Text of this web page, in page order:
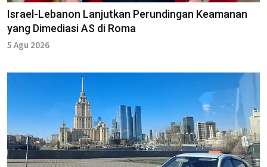
Israel-Lebanon Lanjutkan Perundingan Keamanan
yang Dimediasi AS di Roma
5 Agu 2026